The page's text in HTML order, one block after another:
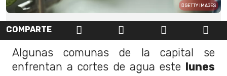
GETTY IMAGES
COMPARTE
Algunas comunas de la capital se
enfrentan a cortes de agua este lunes